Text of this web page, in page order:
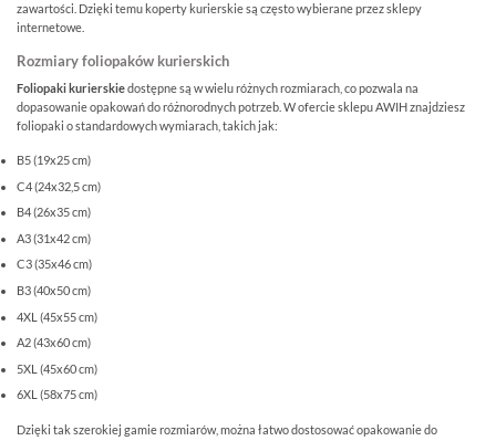
zawartości. Dzięki temu koperty kurierskie są często wybierane przez sklepy
internetowe.
Rozmiary foliopaków kurierskich
Foliopaki kurierskiedostępne są w wielu różnych rozmiarach, co pozwala na
dopasowanie opakowań do różnorodnych potrzeb. W ofercie sklepu AWIH znajdziesz
foliopaki o standardowych wymiarach, takich jak:
B5 (19x25 cm)
C4 (24x32,5 cm)
B4 (26x35 cm)
A3 (31x42 cm)
C3 (35x46 cm)
B3 (40x50 cm)
4XL (45x55 cm)
A2 (43x60 cm)
5XL (45x60 cm)
6XL (58x75 cm)
Dzięki tak szerokiej gamie rozmiarów, można łatwo dostosować opakowanie do